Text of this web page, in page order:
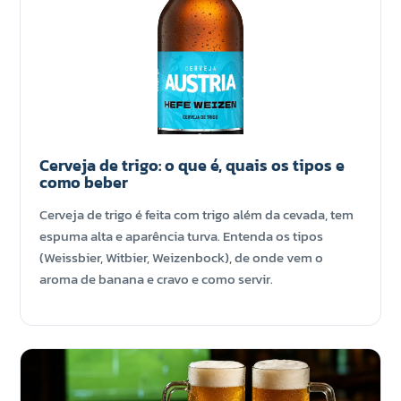
Cerveja de trigo: o que é, quais os tipos e
como beber
Cerveja de trigo é feita com trigo além da cevada, tem
espuma alta e aparência turva. Entenda os tipos
(Weissbier, Witbier, Weizenbock), de onde vem o
aroma de banana e cravo e como servir.